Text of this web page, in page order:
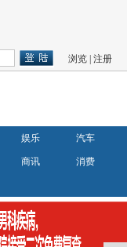
浏览 |注册
娱乐 汽车
商讯 消费